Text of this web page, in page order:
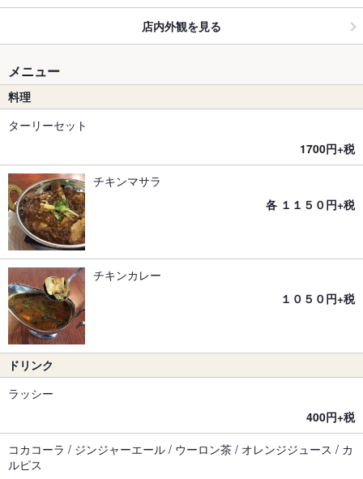
店内外観を見る
メニュー
料理
ターリーセット
1700円+税
チキンマサラ
各 １１５０円+税
チキンカレー
１０５０円+税
ドリンク
ラッシー
400円+税
コカコーラ / ジンジャーエール / ウーロン茶 / オレンジジュース / カ
ルピス